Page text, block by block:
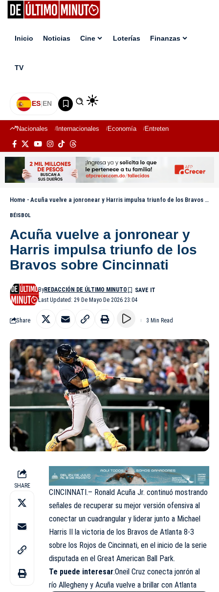
Inicio Noticias Cine Loterías Finanzas
TV
ES|EN
Nacionales Internacionales Economía Entretenimiento
Home - Acuña vuelve a jonronear y Harris impulsa triunfo de los Bravos sobre Cincinnati
BÉISBOL
Acuña vuelve a jonronear y
Harris impulsa triunfo de los
Bravos sobre Cincinnati
Last Updated: 29 De Mayo De 2026 23:04
ByREDACCIÓN DE ÚLTIMO MINUTO
Share 3 Min Read
SHARE
CINCINNATI.– Ronald Acuña Jr. continuó mostrando
señales de recuperar su mejor versión ofensiva al
conectar un cuadrangular y liderar junto a Michael
Harris II la victoria de los Bravos de Atlanta 8-3
sobre los Rojos de Cincinnati, en el inicio de la serie
disputada en el Great American Ball Park.
Te puede interesar:Oneil Cruz conecta jonrón al
río Allegheny y Acuña vuelve a brillar con Atlanta